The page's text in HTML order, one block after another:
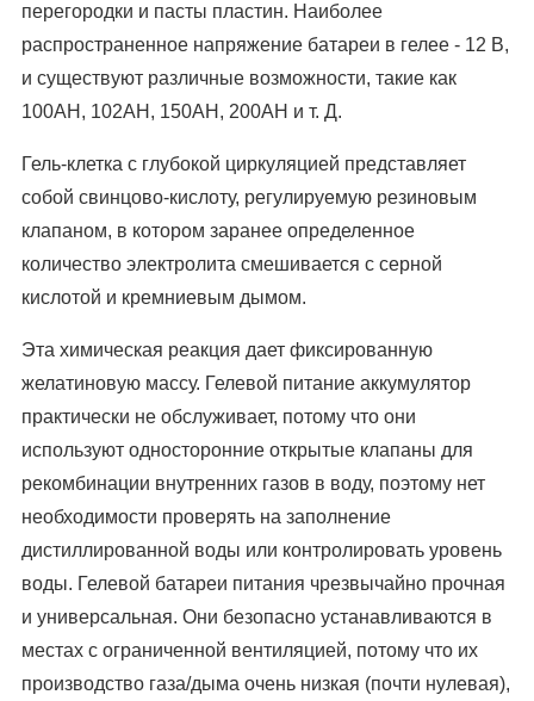
перегородки и пасты пластин. Наиболее
распространенное напряжение батареи в гелее - 12 В,
и существуют различные возможности, такие как
100AH, 102AH, 150AH, 200AH и т. Д.
Гель-клетка с глубокой циркуляцией представляет
собой свинцово-кислоту, регулируемую резиновым
клапаном, в котором заранее определенное
количество электролита смешивается с серной
кислотой и кремниевым дымом.
Эта химическая реакция дает фиксированную
желатиновую массу. Гелевой питание аккумулятор
практически не обслуживает, потому что они
используют односторонние открытые клапаны для
рекомбинации внутренних газов в воду, поэтому нет
необходимости проверять на заполнение
дистиллированной воды или контролировать уровень
воды. Гелевой батареи питания чрезвычайно прочная
и универсальная. Они безопасно устанавливаются в
местах с ограниченной вентиляцией, потому что их
производство газа/дыма очень низкая (почти нулевая),